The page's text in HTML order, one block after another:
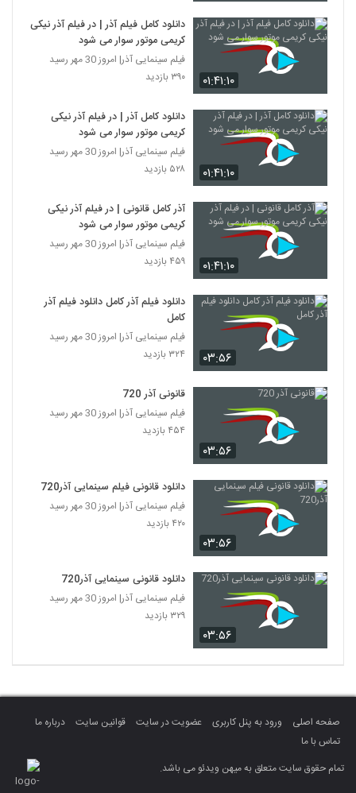
۰۱:۴۱:۱۰
دانلود کامل فیلم آذر | در فیلم آذر نیکی
کریمی موتور سوار می شود
فیلم سینمایی آذر| امروز 30 مهر رسید
۳۹۰ بازدید
۰۱:۴۱:۱۰
دانلود کامل آذر | در فیلم آذر نیکی
کریمی موتور سوار می شود
فیلم سینمایی آذر| امروز 30 مهر رسید
۵۲۸ بازدید
۰۱:۴۱:۱۰
آذر کامل قانونی | در فیلم آذر نیکی
کریمی موتور سوار می شود
فیلم سینمایی آذر| امروز 30 مهر رسید
۴۵۹ بازدید
۰۳:۵۶
دانلود فیلم آذر کامل دانلود فیلم آذر
کامل
فیلم سینمایی آذر| امروز 30 مهر رسید
۳۲۴ بازدید
۰۳:۵۶
قانونی آذر 720
فیلم سینمایی آذر| امروز 30 مهر رسید
۴۵۴ بازدید
۰۳:۵۶
دانلود قانونی فیلم سینمایی آذر720
فیلم سینمایی آذر| امروز 30 مهر رسید
۴۲۰ بازدید
۰۳:۵۶
دانلود قانونی سینمایی آذر720
فیلم سینمایی آذر| امروز 30 مهر رسید
۳۲۹ بازدید
صفحه اصلی ورود به پنل کاربری عضویت در سایت قوانین سایت
درباره ما
تماس با ما
تمام حقوق سایت متعلق به میهن ویدئو می باشد.